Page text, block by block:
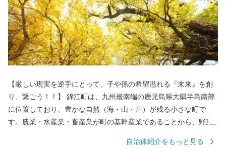
【厳しい現実を逆手にとって、子や孫の希望溢れる『未来』を創
り、繋ごう！！】 錦江町は、九州最南端の鹿児島県大隅半島南部
に位置しており、豊かな自然（海・山・川）が残る小さな町で
す。農業・水産業・畜産業が町の基幹産業であることから、野菜
そんな錦江町では、日本や町の宝である「子どもたち」に厳しい
自治体紹介をもっと見る